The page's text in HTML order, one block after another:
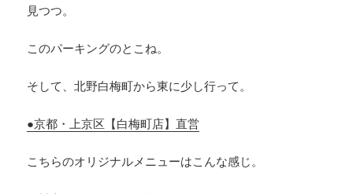
見つつ。
このパーキングのとこね。
そして、北野白梅町から東に少し行って。
●京都・上京区【白梅町店】直営
こちらのオリジナルメニューはこんな感じ。